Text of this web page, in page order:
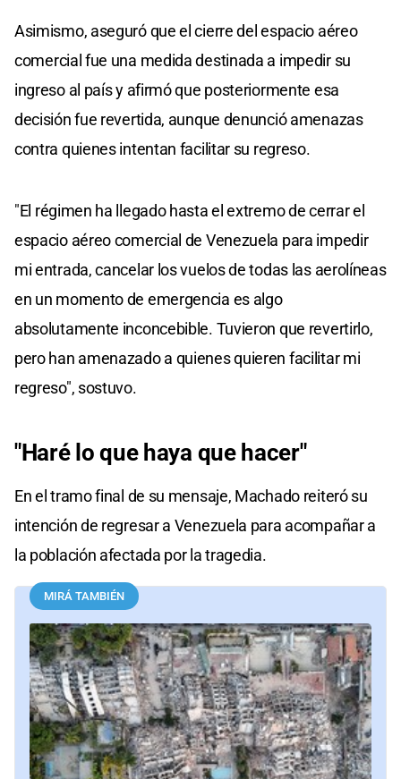
Asimismo, aseguró que el cierre del espacio aéreo
comercial fue una medida destinada a impedir su
ingreso al país y afirmó que posteriormente esa
decisión fue revertida, aunque denunció amenazas
contra quienes intentan facilitar su regreso.
"El régimen ha llegado hasta el extremo de cerrar el
espacio aéreo comercial de Venezuela para impedir
mi entrada, cancelar los vuelos de todas las aerolíneas
en un momento de emergencia es algo
absolutamente inconcebible. Tuvieron que revertirlo,
pero han amenazado a quienes quieren facilitar mi
regreso", sostuvo.
"Haré lo que haya que hacer"
En el tramo final de su mensaje, Machado reiteró su
intención de regresar a Venezuela para acompañar a
la población afectada por la tragedia.
MIRÁ TAMBIÉN